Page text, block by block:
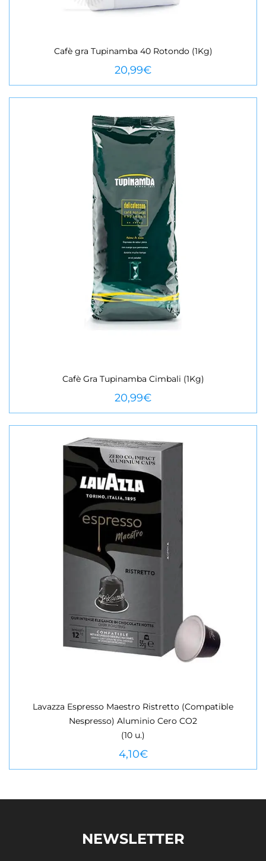
VEURE MÉS
Cafè gra Tupinamba 40 Rotondo (1Kg)
20,99€
VEURE MÉS
Cafè Gra Tupinamba Cimbali (1Kg)
20,99€
VEURE MÉS
Lavazza Espresso Maestro Ristretto (Compatible
Nespresso) Aluminio Cero CO2
(10 u.)
4,10€
NEWSLETTER